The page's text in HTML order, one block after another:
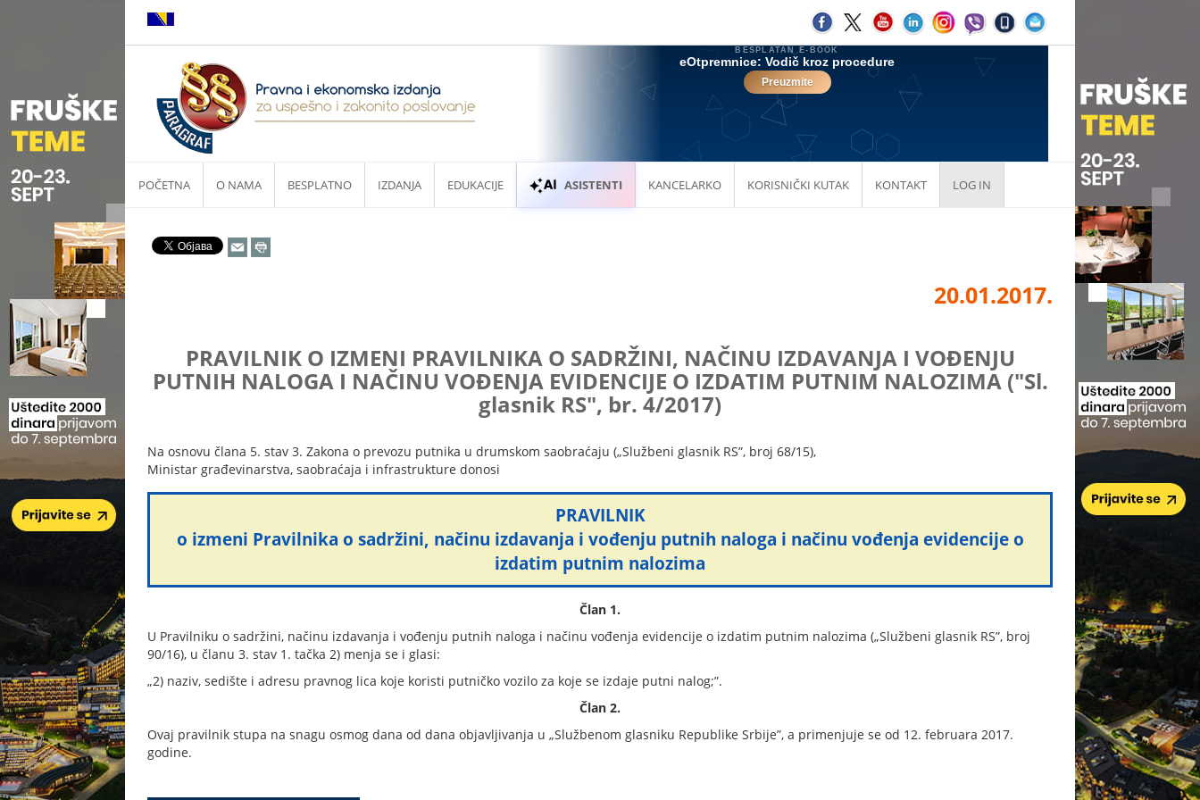
POČETNA O NAMA BESPLATNO IZDANJA EDUKACIJE ASISTENTI KANCELARKO KORISNIČKI KUTAK KONTAKT LOG IN
20.01.2017.
PRAVILNIK O IZMENI PRAVILNIKA O SADRŽINI, NAČINU IZDAVANJA I VOĐENJU
PUTNIH NALOGA I NAČINU VOĐENJA EVIDENCIJE O IZDATIM PUTNIM NALOZIMA ("Sl.
glasnik RS", br. 4/2017)
Na osnovu člana 5. stav 3. Zakona o prevozu putnika u drumskom saobraćaju („Službeni glasnik RS”, broj 68/15),
Ministar građevinarstva, saobraćaja i infrastrukture donosi
PRAVILNIK
o izmeni Pravilnika o sadržini, načinu izdavanja i vođenju putnih naloga i načinu vođenja evidencije o
izdatim putnim nalozima
Član 1.
U Pravilniku o sadržini, načinu izdavanja i vođenju putnih naloga i načinu vođenja evidencije o izdatim putnim nalozima („Službeni glasnik RS”, broj
90/16), u članu 3. stav 1. tačka 2) menja se i glasi:
„2) naziv, sedište i adresu pravnog lica koje koristi putničko vozilo za koje se izdaje putni nalog;”.
Član 2.
Ovaj pravilnik stupa na snagu osmog dana od dana objavljivanja u „Službenom glasniku Republike Srbije”, a primenjuje se od 12. februara 2017.
godine.